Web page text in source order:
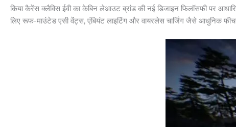
किया कैरेंस क्लैविस ईवी का केबिन लेआउट ब्रांड की नई डिजाइन फिलॉसफी पर
लिए रूफ-माउंटेड एसी वेंट्स, एंबियंट लाइटिंग और वायरलेस चार्जिंग जैसे आधुनिक